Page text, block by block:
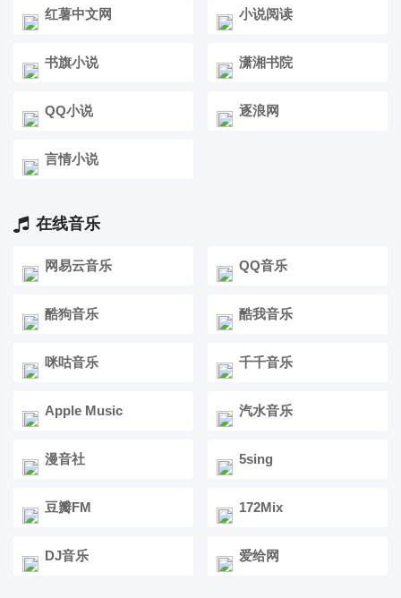
红薯中文网 小说阅读
书旗小说 潇湘书院
QQ小说 逐浪网
言情小说
在线音乐
网易云音乐 QQ音乐
酷狗音乐 酷我音乐
咪咕音乐 千千音乐
Apple Music 汽水音乐
漫音社 5sing
豆瓣FM 172Mix
DJ音乐 爱给网